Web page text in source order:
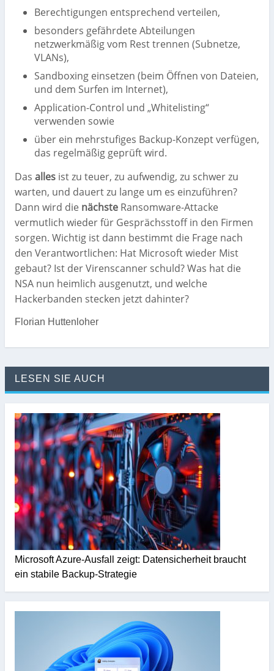
Berechtigungen entsprechend verteilen,
besonders gefährdete Abteilungen
netzwerkmäßig vom Rest trennen (Subnetze,
VLANs),
Sandboxing einsetzen (beim Öffnen von Dateien,
und dem Surfen im Internet),
Application-Control und „Whitelisting“
verwenden sowie
über ein mehrstufiges Backup-Konzept verfügen,
das regelmäßig geprüft wird.
Das alles ist zu teuer, zu aufwendig, zu schwer zu
warten, und dauert zu lange um es einzuführen?
Dann wird die nächste Ransomware-Attacke
vermutlich wieder für Gesprächsstoff in den Firmen
sorgen. Wichtig ist dann bestimmt die Frage nach
den Verantwortlichen: Hat Microsoft wieder Mist
gebaut? Ist der Virenscanner schuld? Was hat die
NSA nun heimlich ausgenutzt, und welche
Hackerbanden stecken jetzt dahinter?
Florian Huttenloher
LESEN SIE AUCH
Microsoft Azure-Ausfall zeigt: Datensicherheit braucht
ein stabile Backup-Strategie